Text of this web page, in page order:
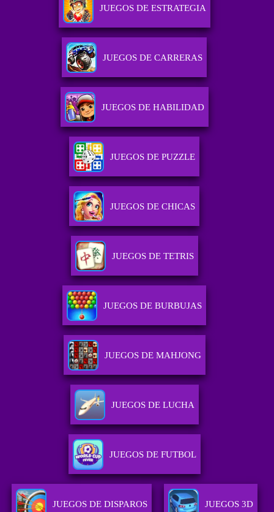
JUEGOS DE ESTRATEGIA
JUEGOS DE CARRERAS
JUEGOS DE HABILIDAD
JUEGOS DE PUZZLE
JUEGOS DE CHICAS
JUEGOS DE TETRIS
JUEGOS DE BURBUJAS
JUEGOS DE MAHJONG
JUEGOS DE LUCHA
JUEGOS DE FUTBOL
JUEGOS DE DISPAROS JUEGOS 3D